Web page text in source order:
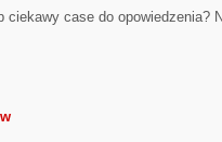
ciekawy case do opowiedzenia?